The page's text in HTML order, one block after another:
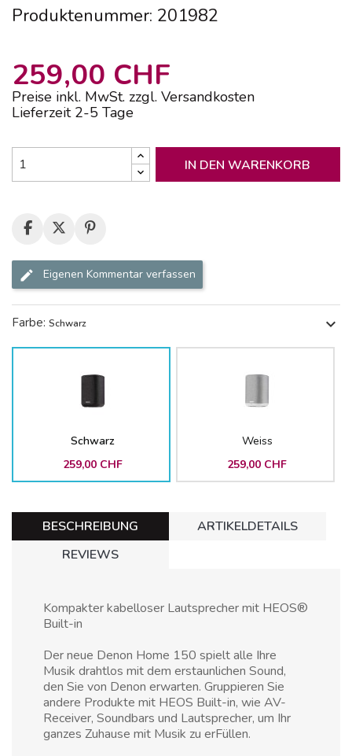
Produktenummer: 201982
259,00 CHF
Preise inkl. MwSt. zzgl. Versandkosten
Lieferzeit 2-5 Tage
IN DEN WARENKORB
Eigenen Kommentar verfassen
Farbe: Schwarz expand_more
Schwarz
259,00 CHF
Weiss
259,00 CHF
BESCHREIBUNG
ARTIKELDETAILS
REVIEWS
Kompakter kabelloser Lautsprecher mit HEOS®
Built-in
Der neue Denon Home 150 spielt alle Ihre
Musik drahtlos mit dem erstaunlichen Sound,
den Sie von Denon erwarten. Gruppieren Sie
andere Produkte mit HEOS Built-in, wie AV-
Receiver, Soundbars und Lautsprecher, um Ihr
ganzes Zuhause mit Musik zu erFüllen.